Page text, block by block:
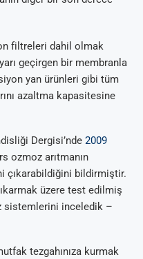
filtreleri dahil olmak
geçirgen bir membranla
yan ürünleri gibi tüm
azaltma kapasitesine
Dergisi’nde 2009
ozmoz arıtmanın
çıkarabildiğini bildirmiştir.
üzere test edilmiş
sistemlerini inceledik –
tezgahınıza kurmak